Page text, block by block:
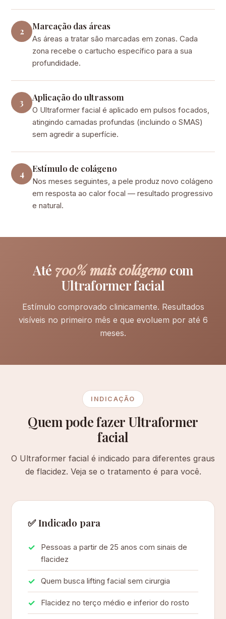
2 Marcação das áreas
As áreas a tratar são marcadas em zonas. Cada
zona recebe o cartucho específico para a sua
profundidade.
3 Aplicação do ultrassom
O Ultraformer facial é aplicado em pulsos focados,
atingindo camadas profundas (incluindo o SMAS)
sem agredir a superfície.
4 Estímulo de colágeno
Nos meses seguintes, a pele produz novo colágeno
em resposta ao calor focal — resultado progressivo
e natural.
Até 700% mais colágeno com
Ultraformer facial
Estímulo comprovado clinicamente. Resultados
visíveis no primeiro mês e que evoluem por até 6
meses.
INDICAÇÃO
Quem pode fazer Ultraformer
facial
O Ultraformer facial é indicado para diferentes graus
de flacidez. Veja se o tratamento é para você.
✅ Indicado para
Pessoas a partir de 25 anos com sinais de
flacidez
Quem busca lifting facial sem cirurgia
Flacidez no terço médio e inferior do rosto